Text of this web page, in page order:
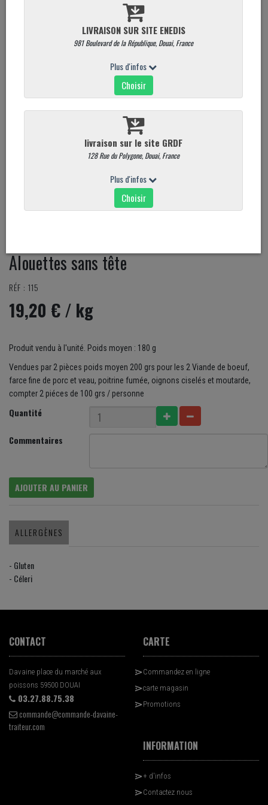
Alouettes sans tête
RÉF : 115
19,20 €/ kg
Produit vendu à l'unité. Poids moyen : 180 g
Vendues par 2 pièces poids moyen 200 grs pour les 2 Viande de boeuf,
farce fine de porc et veau, poitrine fumée, oignons ciselés et moutarde,
compter 2 piéces de 100 grs / personne
Quantité
Commentaires
AJOUTER AU PANIER
ALLERGÈNES
- Gluten
- Céleri
CONTACT
Davaine place du marché aux
poissons 59500 DOUAI
03.27.88.75.38
commande@commande-davaine-
traiteur.com
CARTE
Commandez en ligne
carte magasin
Promotions
INFORMATION
+ d'infos
Contactez nous